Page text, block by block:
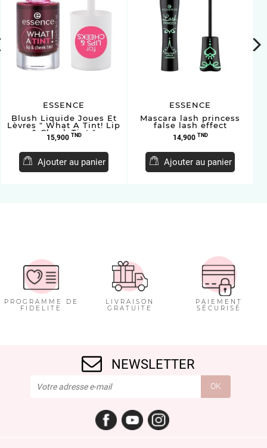
ESSENCE
Blush Liquide Joues Et
Lèvres " What A Tint! Lip
& Cheek Tint "
Prix
15,900 TND
Ajouter au panier
ESSENCE
Mascara lash princess
false lash effect
Prix
14,900 TND
Ajouter au panier
PROGRAMME DE
FIDELITE
LIVRAISON
GRATUITE
PAIEMENT
SÉCURISÉ
NEWSLETTER
FacebookYouTubeInstagram